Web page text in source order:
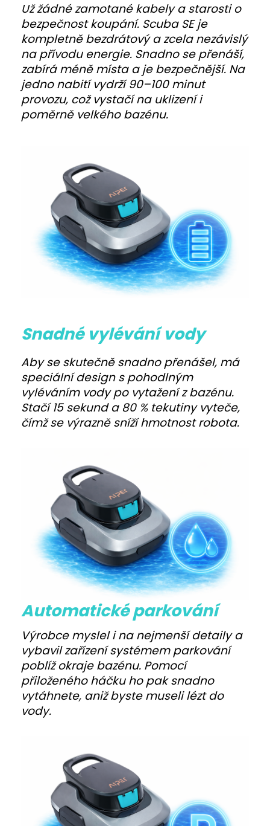
Už žádné zamotané kabely a starosti o
bezpečnost koupání. Scuba SE je
kompletně bezdrátový a zcela nezávislý
na přívodu energie. Snadno se přenáší,
zabírá méně místa a je bezpečnější. Na
jedno nabití vydrží 90–100 minut
provozu, což vystačí na uklizení i
poměrně velkého bazénu.
Snadné vylévání vody
Aby se skutečně snadno přenášel, má
speciální design s pohodlným
vyléváním vody po vytažení z bazénu.
Stačí 15 sekund a 80 % tekutiny vyteče,
čímž se výrazně sníží hmotnost robota.
Automatické parkování
Výrobce myslel i na nejmenší detaily a
vybavil zařízení systémem parkování
poblíž okraje bazénu. Pomocí
přiloženého háčku ho pak snadno
vytáhnete, aniž byste museli lézt do
vody.